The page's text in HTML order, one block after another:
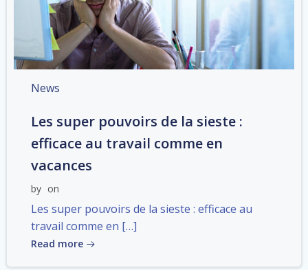
News
Les super pouvoirs de la sieste :
efficace au travail comme en
vacances
by on
Les super pouvoirs de la sieste : efficace au
travail comme en […]
Read more